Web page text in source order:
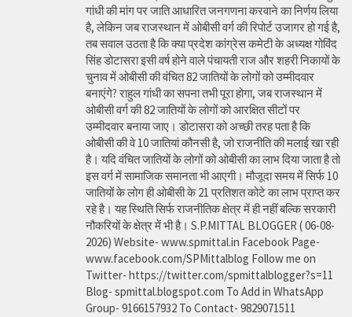
गांधी की मांग पर जाति आधारित जनगणना करवाने का निर्णय लिया
है, लेकिन जब राजस्थान में ओबीसी वर्ग की रिपोर्ट उजागर हो गई है,
तब सवाल उठता है कि क्या प्रदेश कांग्रेस कमेटी के अध्यक्ष गोविंद
सिंह डोटासरा इसी वर्ष होने वाले पंचायती राज और शहरी निकायों के
चुनाव में ओबीसी की वंचित 82 जातियों के लोगों को उम्मीदवार
बनाएंगे? राहुल गांधी का सपना तभी पूरा होगा, जब राजस्थान में
ओबीसी वर्ग की 82 जातियों के लोगों को आरक्षित सीटों पर
उम्मीदवार बनाया जाए। डोटासरा को अच्छी तरह पता है कि
ओबीसी की वे 10 जातियां कौनसी है, जो राजनीति की मलाई खा रही
है। यदि वंचित जातियों के लोगों को ओबीसी का लाभ दिया जाता है तो
इस वर्ग में सामाजिक समानता भी आएगी। मौजूदा समय में सिर्फ 10
जातियों के लोग ही ओबीसी के 21 प्रतिशत कोटे का लाभ प्राप्त कर
रहे है। यह स्थिति सिर्फ राजनीतिक क्षेत्र में ही नहीं बल्कि सरकारी
नौकरियों के क्षेत्र में भी है। S.P.MITTAL BLOGGER ( 06-08-
2026) Website- www.spmittal.in Facebook Page-
www.facebook.com/SPMittalblog Follow me on
Twitter- https://twitter.com/spmittalblogger?s=11
Blog- spmittal.blogspot.com To Add in WhatsApp
Group- 9166157932 To Contact- 9829071511